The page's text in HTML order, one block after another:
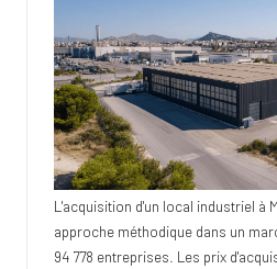
L'acquisition d'un local industriel à
approche méthodique dans un
94 778 entreprises. Les prix